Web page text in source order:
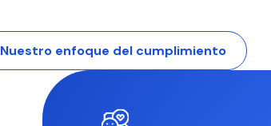
Nuestro enfoque del cumplimiento